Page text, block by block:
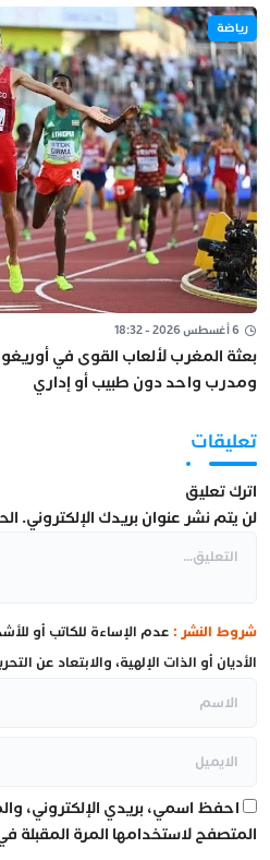
رياضة
6 أغسطس 2026 - 18:32
ومدرب واحد دون طبيب أو إداري
تعليقات
اترك تعليق
لن يتم نشر عنوان بريدك الإلكتروني.
شروط النشر : عدم الإساءة للكاتب أو
الأديان أو الذات الإلهية، والابتعاد عن
احفظ اسمي، بريدي الإلكتروني،
المتصفح لاستخدامها المرة المقبلة